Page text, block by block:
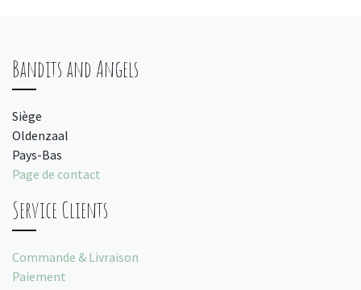
Bandits and Angels
Siège
Oldenzaal
Pays-Bas
Page de contact
Service Clients
Commande & Livraison
Paiement